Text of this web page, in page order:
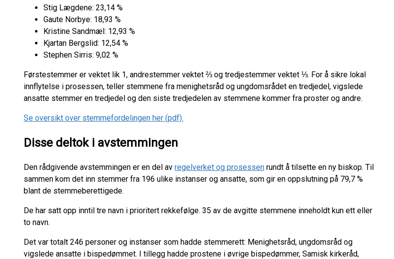
Stig Lægdene: 23,14 %
Gaute Norbye: 18,93 %
Kristine Sandmæl: 12,93 %
Kjartan Bergslid: 12,54 %
Stephen Sirris: 9,02 %
Førstestemmer er vektet lik 1, andrestemmer vektet ⅔ og tredjestemmer vektet ⅓. For å sikre lokal
innflytelse i prosessen, teller stemmene fra menighetsråd og ungdomsrådet en tredjedel, vigslede
ansatte stemmer en tredjedel og den siste tredjedelen av stemmene kommer fra proster og andre.
Se oversikt over stemmefordelingen her (pdf).
Disse deltok i avstemmingen
Den rådgivende avstemmingen er en del av regelverket og prosessen rundt å tilsette en ny biskop. Til
sammen kom det inn stemmer fra 196 ulike instanser og ansatte, som gir en oppslutning på 79,7 %
blant de stemmeberettigede.
De har satt opp inntil tre navn i prioritert rekkefølge. 35 av de avgitte stemmene inneholdt kun ett eller
to navn.
Det var totalt 246 personer og instanser som hadde stemmerett: Menighetsråd, ungdomsråd og
vigslede ansatte i bispedømmet. I tillegg hadde prostene i øvrige bispedømmer, Samisk kirkeråd,